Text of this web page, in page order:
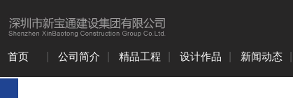
首页 公司简介 精品工程 设计作品 新闻动态